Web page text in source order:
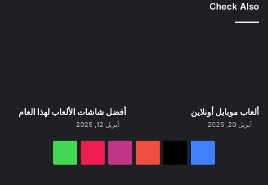
Check Also
ألعاب موبايل أونلاين
أبريل 20, 2025
أفضل شاشات الألعاب لهذا العام
أبريل 12, 2025